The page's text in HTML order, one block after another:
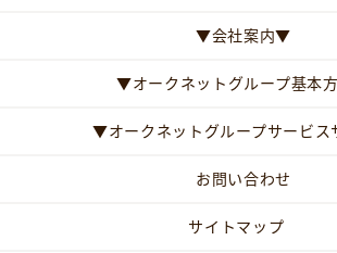
▼会社案内▼
▼オークネットグループ基本
▼オークネットグループサービ
お問い合わせ
サイトマップ